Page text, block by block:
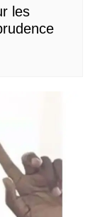
les